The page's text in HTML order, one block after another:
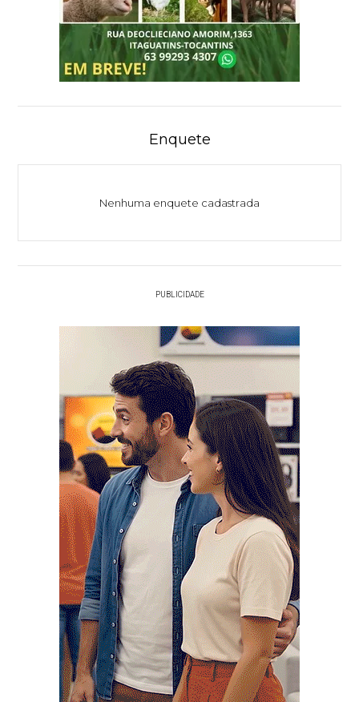
Enquete
Nenhuma enquete cadastrada
PUBLICIDADE